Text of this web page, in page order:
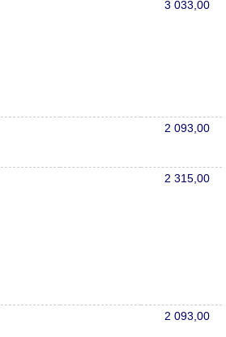
3 033,00
2 093,00
2 315,00
2 093,00